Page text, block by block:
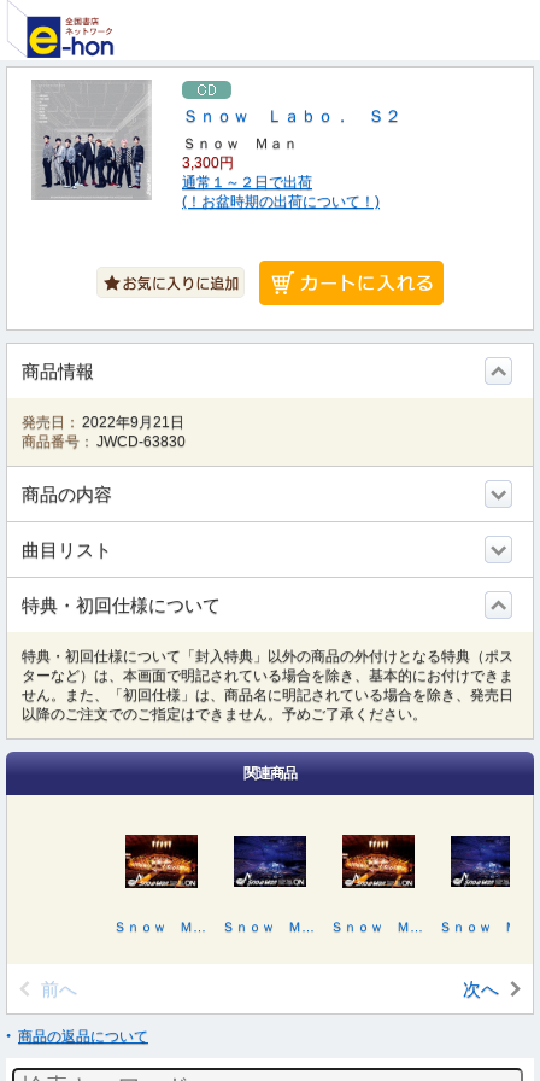
Ｓｎｏｗ Ｌａｂｏ． Ｓ２
Ｓｎｏｗ Ｍａｎ
3,300円
通常１～２日で出荷
(！お盆時期の出荷について！)
商品情報
発売日： 2022年9月21日
商品番号： JWCD-63830
商品の内容
曲目リスト
特典・初回仕様について
特典・初回仕様について「封入特典」以外の商品の外付けとなる特典（ポス
ターなど）は、本画面で明記されている場合を除き、基本的にお付けできま
せん。また、「初回仕様」は、商品名に明記されている場合を除き、発売日
以降のご注文でのご指定はできません。予めご了承ください。
関連商品
前へ 次へ
商品の返品について